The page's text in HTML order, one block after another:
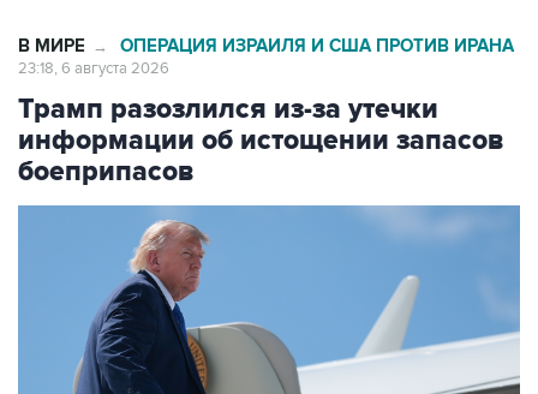
В МИРЕ → ОПЕРАЦИЯ ИЗРАИЛЯ И США ПРОТИВ ИРАНА
23:18, 6 августа 2026
Трамп разозлился из-за утечки
информации об истощении запасов
боеприпасов